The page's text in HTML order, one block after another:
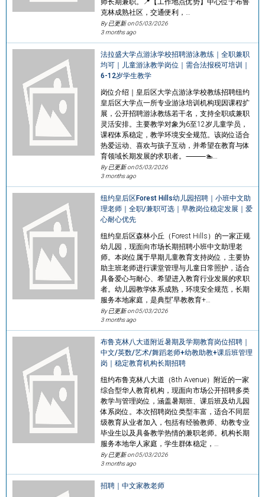
克林成熟社区，交通便利，…
By 已更新 on05/03/2026
3 months ago
法拉盛大学点游泳学校招聘游泳教练｜全职兼职
均可｜儿童游泳教学岗位｜需合法报税可培训｜
6-12岁学生教学
岗位介绍｜皇后区大学点游泳学校教练招聘纽约
皇后区大学点一所专业游泳培训机构现因课程扩
展，公开招聘游泳教练若干名，支持全职或兼职
灵活安排。主要教学对象为6至12岁儿童学员，
课程体系稳定，教学环境安全规范。该岗位适合
热爱运动、喜欢与孩子互动，并希望在教育与体
育领域长期发展的求职者。⸻🏊‍…
By 已更新 on05/03/2026
3 months ago
纽约皇后区Forest Hills幼儿园招聘｜小班中文助
理老师｜全职/兼职可选｜早教岗位稳定发展｜爱
心耐心优先
纽约皇后区森林小丘（Forest Hills）的一家正规
幼儿园，现面向市场长期招聘小班中文助理老
师。本岗位属于早期儿童教育支持岗位，主要协
助主班老师进行课堂管理与儿童日常照护，适合
具备爱心与耐心、希望进入教育行业发展的求职
者。幼儿园教学体系成熟，环境安全规范，长期
服务本地家庭，是典型“早教教育+…
By 已更新 on05/03/2026
3 months ago
布鲁克林八大道附近暑期及学期教育岗位招聘｜
中文/英数/艺术/舞蹈老师+幼教助教+课后班管理
岗｜稳定教育机构长期招聘
纽约布鲁克林八大道（8th Avenue）附近的一家
综合型华人教育机构，现面向市场公开招聘多类
教学与管理岗位，涵盖暑期班、课后班及幼儿园
体系岗位。本次招聘岗位类型丰富，适合不同层
级教育从业者加入，包括有经验教师、幼教专业
毕业生以及具备教学热情的兼职老师。机构长期
服务本地华人家庭，学生群体稳定，…
By 已更新 on05/03/2026
3 months ago
招聘｜中文家教老师